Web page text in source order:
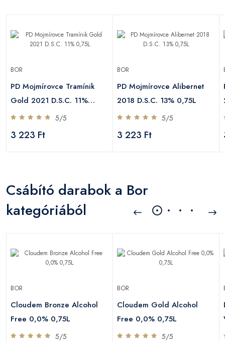
BOR
PD Mojmírovce Tramínik
Gold 2021 D.S.C. 11%
0,75L
5/5
3 223 Ft
BOR
PD Mojmírovce Alibernet
2018 D.S.C. 13% 0,75L
5/5
3 223 Ft
Csábító darabok a Bor
kategóriából
BOR
Cloudem Bronze Alcohol
Free 0,0% 0,75L
5/5
BOR
Cloudem Gold Alcohol
Free 0,0% 0,75L
5/5